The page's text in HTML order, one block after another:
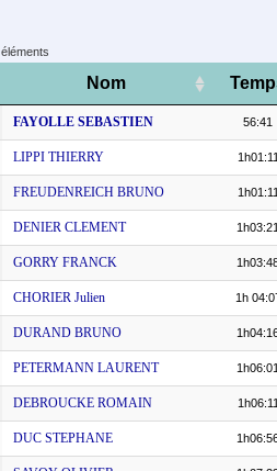
éléments
Nom
FAYOLLE SEBASTIEN 56:41
LIPPI THIERRY
FREUDENREICH BRUNO
DENIER CLEMENT
GORRY FRANCK
CHORIER Julien 1h
DURAND BRUNO
PETERMANN LAURENT
DEBROUCKE ROMAIN
DUC STEPHANE